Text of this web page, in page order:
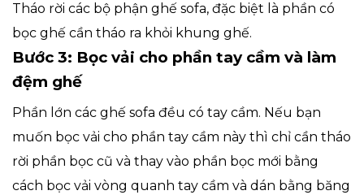
Tháo rời các bộ phận ghế sofa, đặc biệt là phần có
bọc ghế cần tháo ra khỏi khung ghế.
Bước 3: Bọc vải cho phần tay cầm và làm
đệm ghế
Phần lớn các ghế sofa đều có tay cầm. Nếu bạn
muốn bọc vải cho phần tay cầm này thì chỉ cần tháo
rời phần bọc cũ và thay vào phần bọc mới bằng
cách bọc vải vòng quanh tay cầm và dán bằng băng